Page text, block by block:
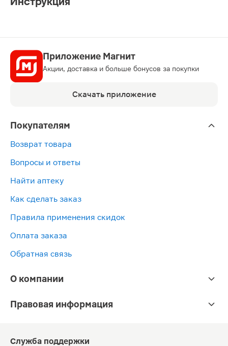
Приложение Магнит
Акции, доставка и больше бонусов за покупки
Скачать приложение
Покупателям
Возврат товара
Вопросы и ответы
Найти аптеку
Как сделать заказ
Правила применения скидок
Оплата заказа
Обратная связь
О компании
Правовая информация
Служба поддержки